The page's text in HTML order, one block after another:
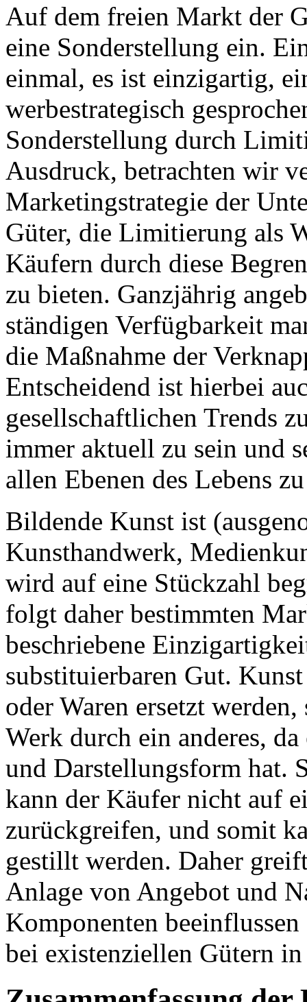
Auf dem freien Markt der
eine Sonderstellung ein.
einmal, es ist einzigartig,
werbestrategisch
Sonderstellung durch
Ausdruck, betrachten wir
Marketingstrategie der
Güter, die Limitierung als
Käufern durch diese
zu bieten. Ganzjährig
ständigen Verfügbarkeit
die Maßnahme der
Entscheidend ist hierbei
gesellschaftlichen Trends
immer aktuell zu sein und
allen Ebenen des Lebens
Bildende Kunst ist
Kunsthandwerk,
wird auf eine Stückzahl
folgt daher bestimmten
beschriebene
substituierbaren Gut.
oder Waren ersetzt
Werk durch ein anderes,
und Darstellungsform hat.
kann der Käufer nicht auf
zurückgreifen, und somit
gestillt werden. Daher
Anlage von Angebot und
Komponenten
bei existenziellen Gütern in